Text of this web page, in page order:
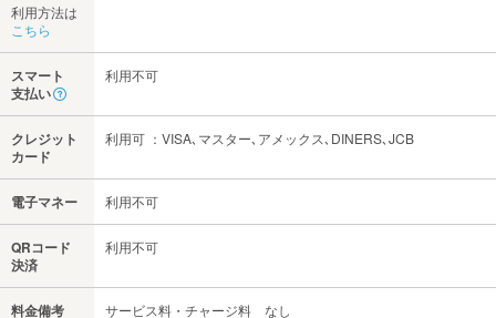
利用方法は
こちら
スマート
支払い
利用不可
クレジット
カード
利用可 ：VISA､マスター､アメックス､DINERS､JCB
電子マネー 利用不可
QRコード
決済
利用不可
料金備考 サービス料・チャージ料 なし